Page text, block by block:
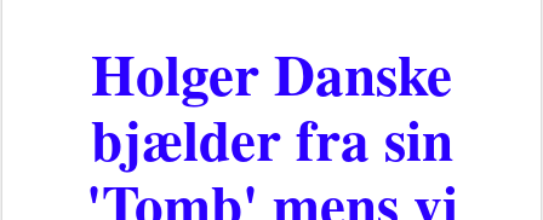
Holger Danske
bjælder fra sin